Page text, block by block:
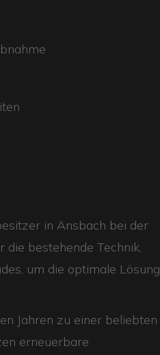
in Ansbach bei der
bestehende Technik,
um die optimale Lösung
Jahren zu einer beliebten
erneuerbare